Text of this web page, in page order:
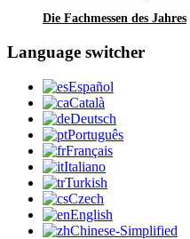
Die Fachmessen des Jahres
Language switcher
Español
Català
Deutsch
Português
Français
Italiano
Turkish
Czech
English
Chinese-Simplified